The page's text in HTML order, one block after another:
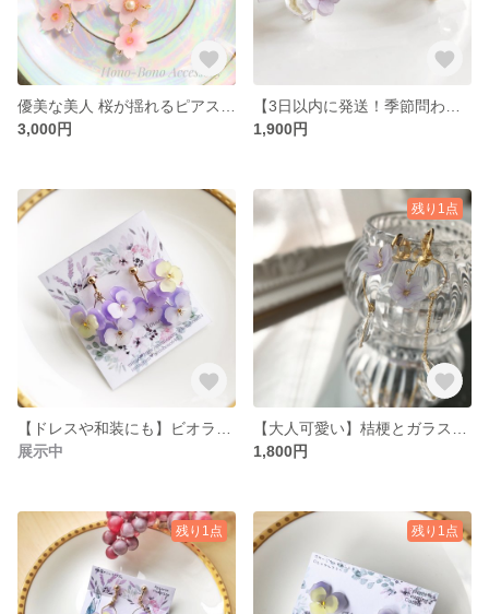
3,000円
1,900円
展示中
残り1点
1,800円
残り1点 残り1点